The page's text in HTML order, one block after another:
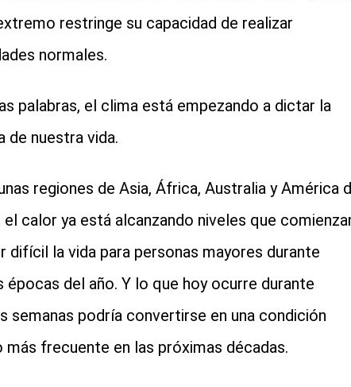
restringe su capacidad de realizar
normales.
palabras, el clima está empezando a dictar la
de nuestra vida.
regiones de Asia, África, Australia y América
calor ya está alcanzando niveles que
difícil la vida para personas mayores durante
épocas del año. Y lo que hoy ocurre durante
semanas podría convertirse en una condición
más frecuente en las próximas décadas.